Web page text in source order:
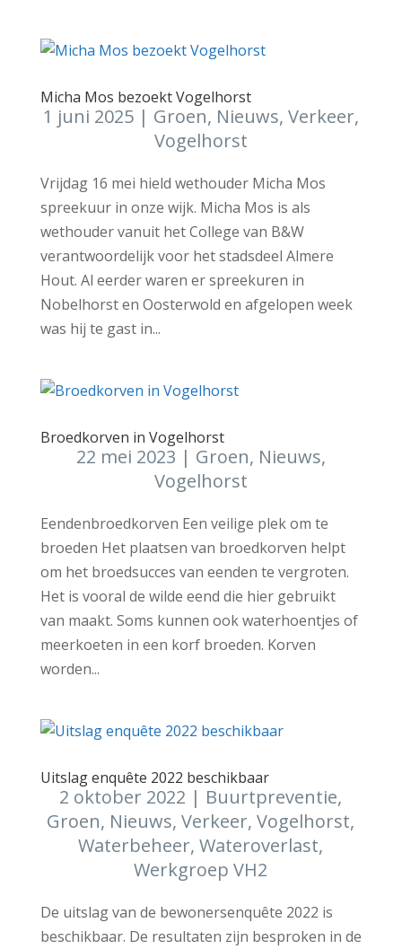
Micha Mos bezoekt Vogelhorst
1 juni 2025| Groen, Nieuws, Verkeer,
Vogelhorst
Vrijdag 16 mei hield wethouder Micha Mos
spreekuur in onze wijk. Micha Mos is als
wethouder vanuit het College van B&W
verantwoordelijk voor het stadsdeel Almere
Hout. Al eerder waren er spreekuren in
Nobelhorst en Oosterwold en afgelopen week
was hij te gast in...
Broedkorven in Vogelhorst
22 mei 2023 | Groen, Nieuws,
Vogelhorst
Eendenbroedkorven Een veilige plek om te
broeden Het plaatsen van broedkorven helpt
om het broedsucces van eenden te vergroten.
Het is vooral de wilde eend die hier gebruikt
van maakt. Soms kunnen ook waterhoentjes of
meerkoeten in een korf broeden. Korven
worden...
Uitslag enquête 2022 beschikbaar
2 oktober 2022 | Buurtpreventie,
Groen, Nieuws,Verkeer,Vogelhorst,
Waterbeheer,Wateroverlast,
Werkgroep VH2
De uitslag van de bewonersenquête 2022 is
beschikbaar. De resultaten zijn besproken in de